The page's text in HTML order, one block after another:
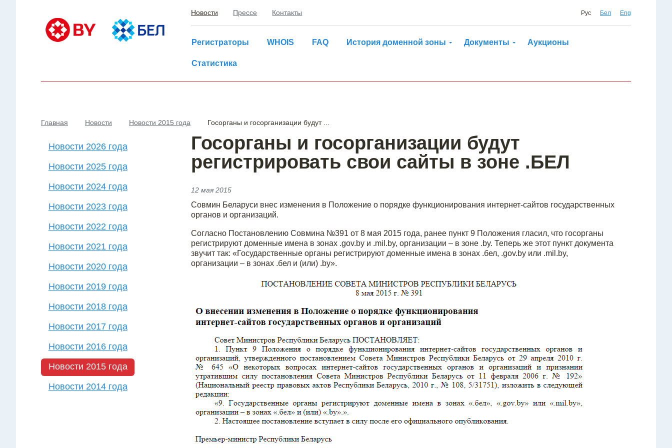
Новости Прессе Контакты Рус Бел Eng
Регистраторы WHOIS FAQ История доменной зоны Документы Аукционы
Статистика
Главная Новости Новости 2015 года Госорганы и госорганизации будут ...
Госорганы и госорганизации будут
регистрировать свои сайты в зоне .БЕЛ
12 мая 2015
Совмин Беларуси внес изменения в Положение о порядке функционирования интернет-сайтов государственных
органов и организаций.
Согласно Постановлению Совмина №391 от 8 мая 2015 года, ранее пункт 9 Положения гласил, что госорганы
регистрируют доменные имена в зонах .gov.by и .mil.by, организации – в зоне .by. Теперь же этот пункт документа
звучит так: «Государственные органы регистрируют доменные имена в зонах .бел, .gov.by или .mil.by,
организации – в зонах .бел и (или) .by».
Новости 2026 года
Новости 2025 года
Новости 2024 года
Новости 2023 года
Новости 2022 года
Новости 2021 года
Новости 2020 года
Новости 2019 года
Новости 2018 года
Новости 2017 года
Новости 2016 года
Новости 2015 года
Новости 2014 года